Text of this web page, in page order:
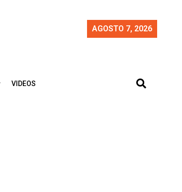
AGOSTO 7, 2026
VIDEOS